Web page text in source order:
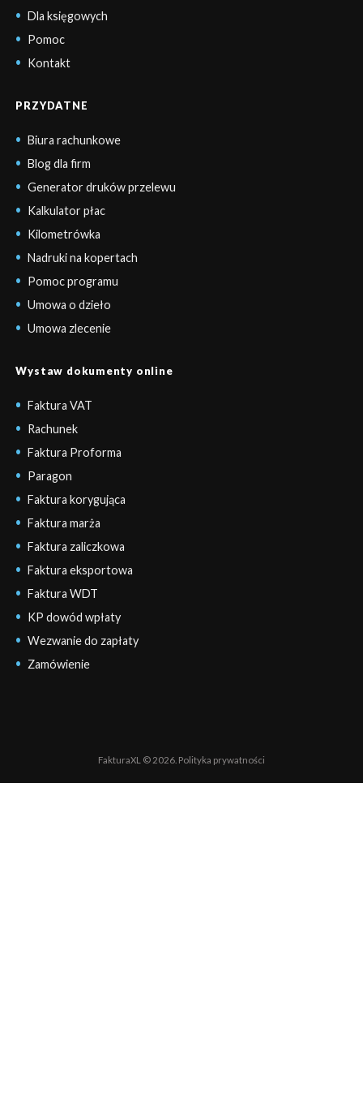
Dla księgowych
Pomoc
Kontakt
PRZYDATNE
Biura rachunkowe
Blog dla firm
Generator druków przelewu
Kalkulator płac
Kilometrówka
Nadruki na kopertach
Pomoc programu
Umowa o dzieło
Umowa zlecenie
Wystaw dokumenty online
Faktura VAT
Rachunek
Faktura Proforma
Paragon
Faktura korygująca
Faktura marża
Faktura zaliczkowa
Faktura eksportowa
Faktura WDT
KP dowód wpłaty
Wezwanie do zapłaty
Zamówienie
FakturaXL © 2026. Polityka prywatności